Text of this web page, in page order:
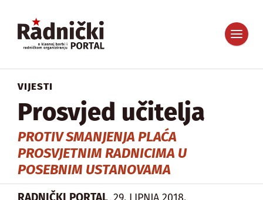
VIJESTI
Prosvjed učitelja
PROTIV SMANJENJA PLAĆA
PROSVJETNIM RADNICIMA U
POSEBNIM USTANOVAMA